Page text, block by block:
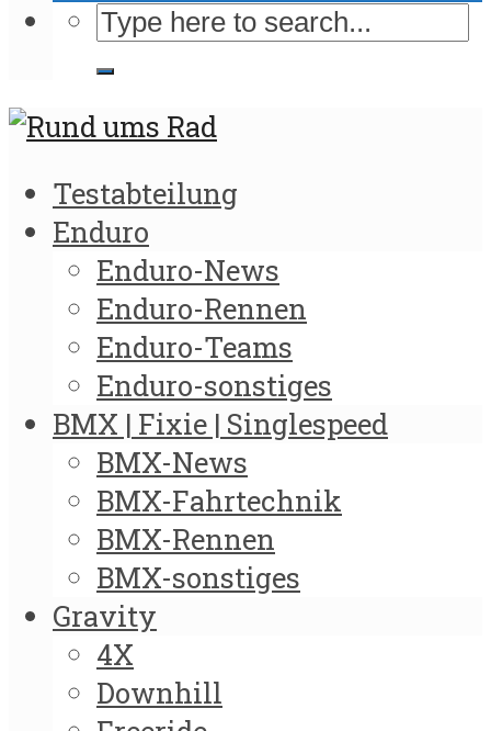
Testabteilung
Enduro
Enduro-News
Enduro-Rennen
Enduro-Teams
Enduro-sonstiges
BMX | Fixie | Singlespeed
BMX-News
BMX-Fahrtechnik
BMX-Rennen
BMX-sonstiges
Gravity
4X
Downhill